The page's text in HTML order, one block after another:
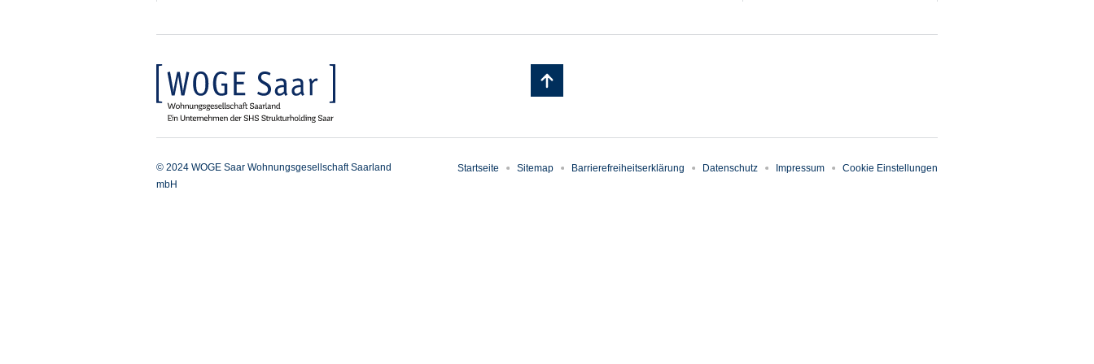
© 2024 WOGE Saar Wohnungsgesellschaft Saarland
mbH
Startseite Sitemap Barrierefreiheitserklärung Datenschutz Impressum Cookie Einstellungen